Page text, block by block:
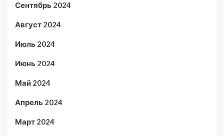
Сентябрь 2024
Август 2024
Июль 2024
Июнь 2024
Май 2024
Апрель 2024
Март 2024